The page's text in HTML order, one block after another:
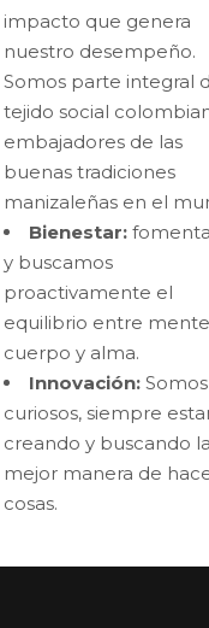
impacto que genera
nuestro desempeño.
Somos parte integral
tejido social
embajadores de las
buenas tradiciones
manizaleñas en el
Bienestar:
y buscamos
proactivamente el
equilibrio entre
cuerpo y alma.
Innovación: Somos
curiosos, siempre
creando y buscando la
mejor manera de
cosas.